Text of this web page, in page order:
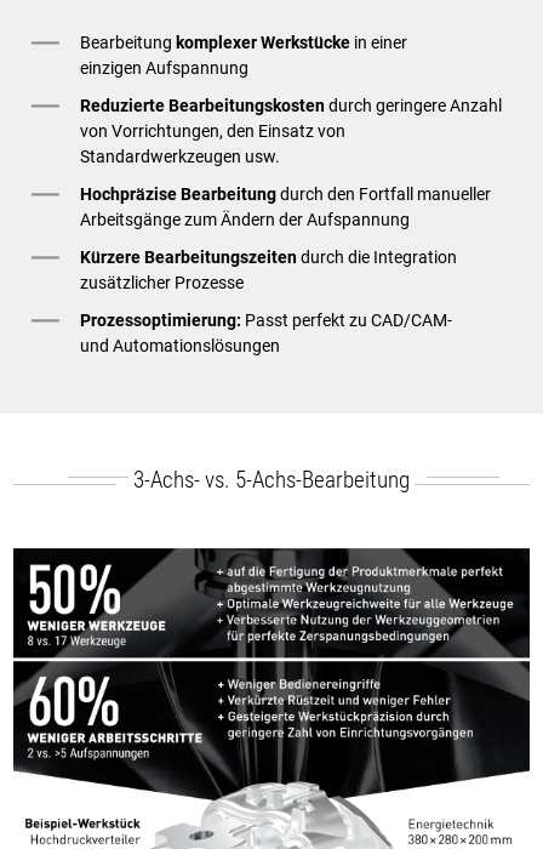
Bearbeitung komplexer Werkstücke in einer
einzigen Aufspannung
Reduzierte Bearbeitungskostendurch geringere Anzahl
von Vorrichtungen, den Einsatz von
Standardwerkzeugen usw.
Hochpräzise Bearbeitungdurch den Fortfall manueller
Arbeitsgänge zum Ändern der Aufspannung
Kürzere Bearbeitungszeitendurch die Integration
zusätzlicher Prozesse
Prozessoptimierung: Passt perfekt zu CAD/CAM-
und Automationslösungen
3-Achs- vs. 5-Achs-Bearbeitung